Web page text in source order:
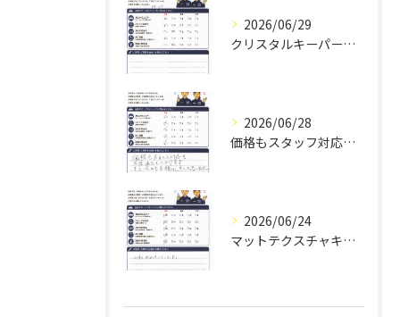
2026/06/29
クリスタルキーパー評判
2026/06/28
価格もスタッフ対応も大変満足！ランドクルーザーFJお客様の声
2026/06/24
マットテクスチャキーパー施工後のお客様の声